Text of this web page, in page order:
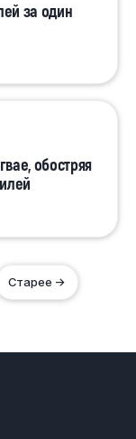
за один
обостряя
Старее →